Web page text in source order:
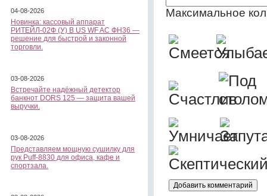
04-08-2026
Новинка: кассовый аппарат
РИТЕЙЛ-02Ф (У) B US WF AC ФН36 —
решение для быстрой и законной
торговли.
03-08-2026
Встречайте надёжный детектор
банкнот DORS 125 — защита вашей
выручки.
03-08-2026
Представляем мощную сушилку для
рук Puff-8830 для офиса, кафе и
спортзала.
Максимальное